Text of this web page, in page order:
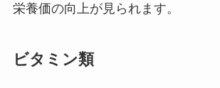
栄養価の向上が見られます。
ビタミン類